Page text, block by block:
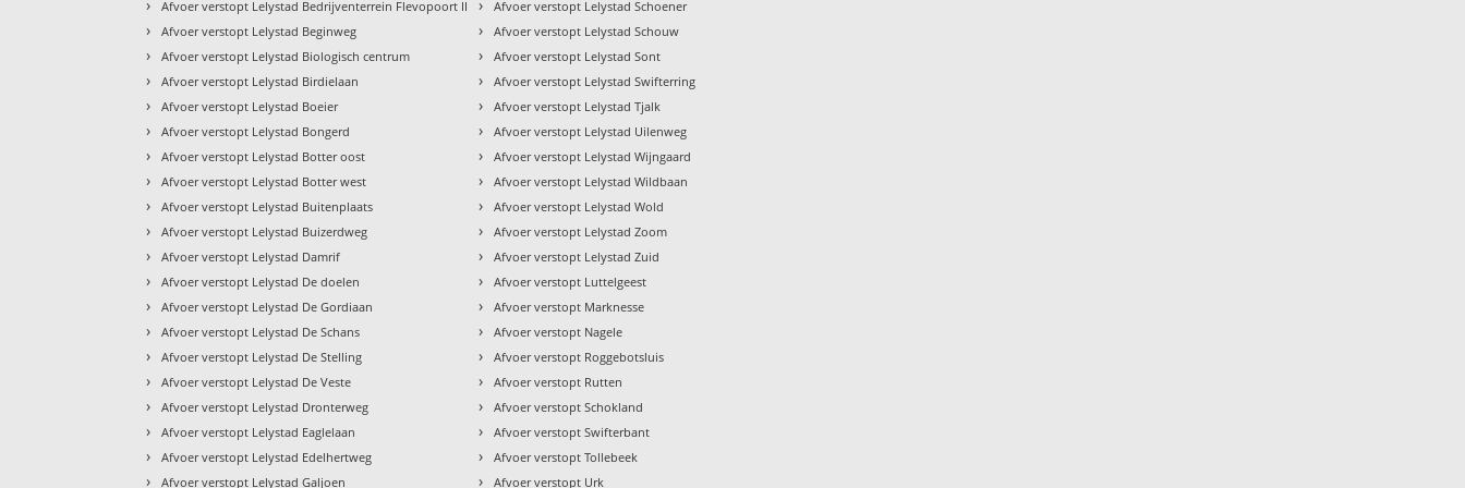
› Afvoer verstopt Lelystad Bedrijventerrein Flevopoort II
› Afvoer verstopt Lelystad Beginweg
› Afvoer verstopt Lelystad Biologisch centrum
› Afvoer verstopt Lelystad Birdielaan
› Afvoer verstopt Lelystad Boeier
› Afvoer verstopt Lelystad Bongerd
› Afvoer verstopt Lelystad Botter oost
› Afvoer verstopt Lelystad Botter west
› Afvoer verstopt Lelystad Buitenplaats
› Afvoer verstopt Lelystad Buizerdweg
› Afvoer verstopt Lelystad Damrif
› Afvoer verstopt Lelystad De doelen
› Afvoer verstopt Lelystad De Gordiaan
› Afvoer verstopt Lelystad De Schans
› Afvoer verstopt Lelystad De Stelling
› Afvoer verstopt Lelystad De Veste
› Afvoer verstopt Lelystad Dronterweg
› Afvoer verstopt Lelystad Eaglelaan
› Afvoer verstopt Lelystad Edelhertweg
› Afvoer verstopt Lelystad Galjoen
› Afvoer verstopt Lelystad Schoener
› Afvoer verstopt Lelystad Schouw
› Afvoer verstopt Lelystad Sont
› Afvoer verstopt Lelystad Swifterring
› Afvoer verstopt Lelystad Tjalk
› Afvoer verstopt Lelystad Uilenweg
› Afvoer verstopt Lelystad Wijngaard
› Afvoer verstopt Lelystad Wildbaan
› Afvoer verstopt Lelystad Wold
› Afvoer verstopt Lelystad Zoom
› Afvoer verstopt Lelystad Zuid
› Afvoer verstopt Luttelgeest
› Afvoer verstopt Marknesse
› Afvoer verstopt Nagele
› Afvoer verstopt Roggebotsluis
› Afvoer verstopt Rutten
› Afvoer verstopt Schokland
› Afvoer verstopt Swifterbant
› Afvoer verstopt Tollebeek
› Afvoer verstopt Urk